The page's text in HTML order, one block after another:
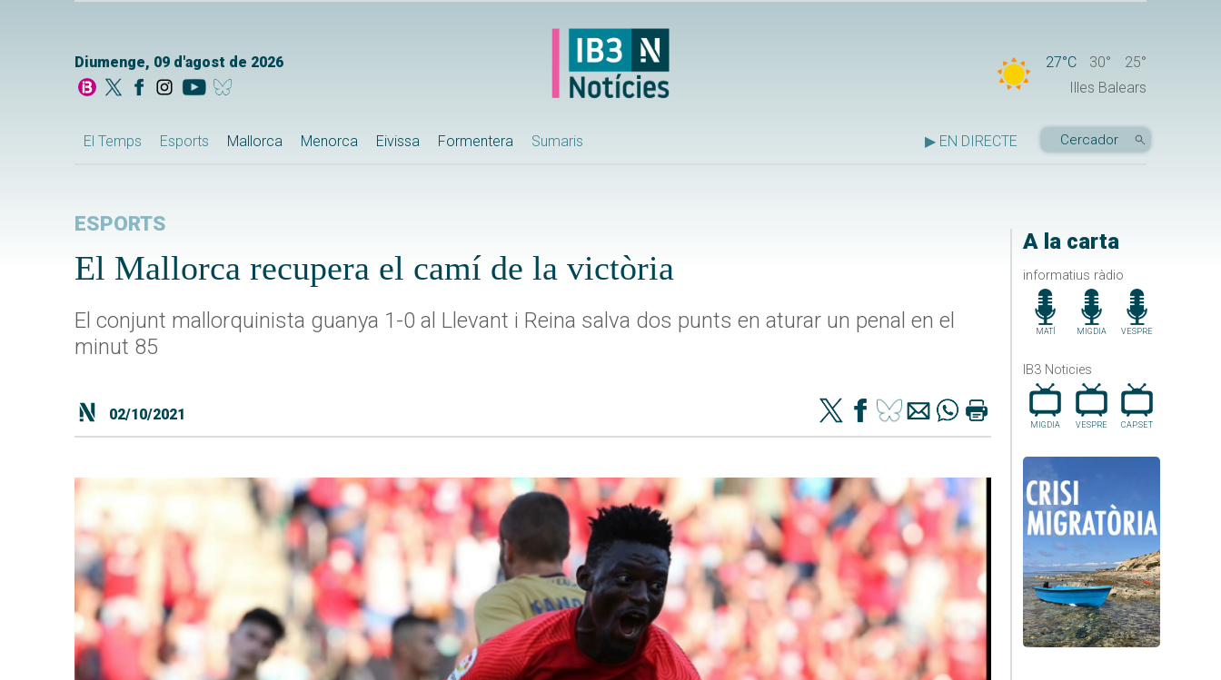
Diumenge, 09 d'agost de 2026 27°C 30°
25°
Illes Balears
El Temps Esports Mallorca Menorca Eivissa Formentera Sumaris ▶ EN DIRECTE
A la carta
informatius ràdio
MATÍ MIGDIA VESPRE
IB3 Noticies
MIGDIA VESPRE CAP.SET
ESPORTS
El Mallorca recupera el camí de la victòria
El conjunt mallorquinista guanya 1-0 al Llevant i Reina salva dos punts en aturar un penal en el
minut 85
02/10/2021